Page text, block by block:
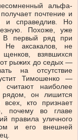
альфа-
почтение и
и справедлив. Но
Похоже, уже
В первый ряд при
аксакалов, не
взявшихся
рыжих до седых —
на отсутствие
Тимошенко —
считают наиболее
он лишится
кто признает
почему во главе
правила уличного
и его внешней